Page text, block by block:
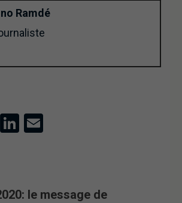
Ramdé
WhatsApp
LinkedIn
le message de